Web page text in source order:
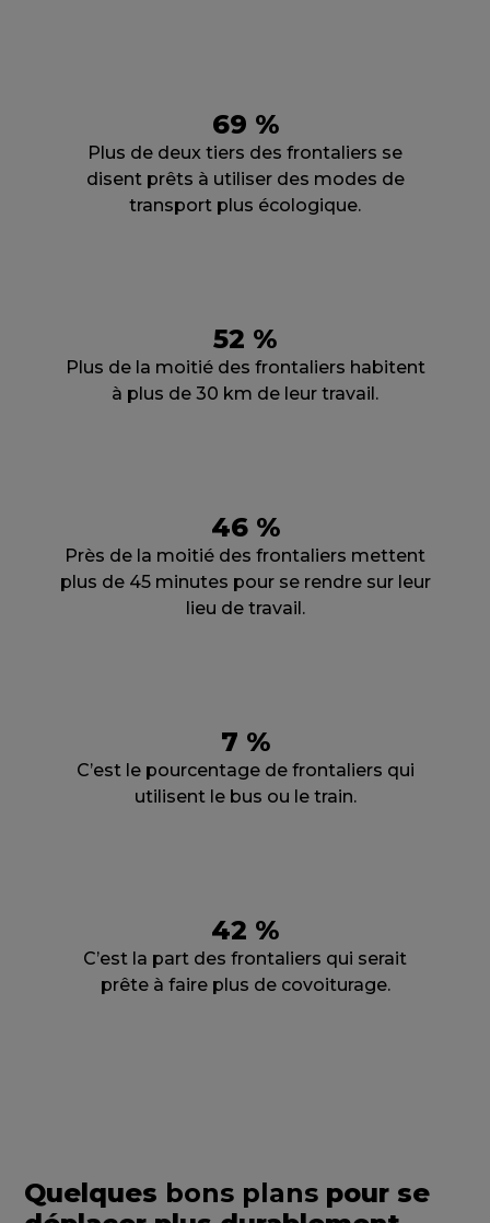
69 %
Plus de deux tiers des frontaliers se
disent prêts à utiliser des modes de
transport plus écologique.
52 %
Plus de la moitié des frontaliers habitent
à plus de 30 km de leur travail.
46 %
Près de la moitié des frontaliers mettent
plus de 45 minutes pour se rendre sur leur
lieu de travail.
7 %
C’est le pourcentage de frontaliers qui
utilisent le bus ou le train.
42 %
C’est la part des frontaliers qui serait
prête à faire plus de covoiturage.
Quelques bons plans pour se